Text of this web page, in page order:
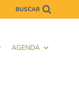
BUSCAR
AGENDA